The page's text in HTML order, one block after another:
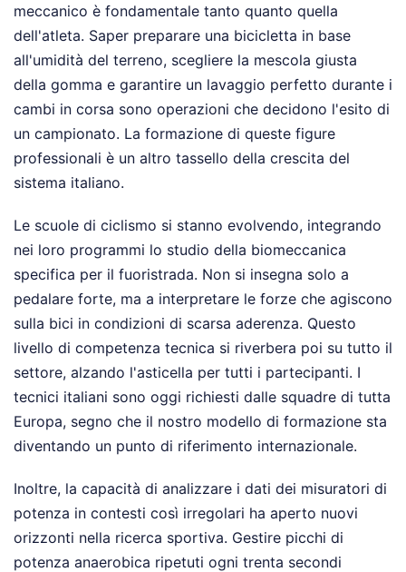
meccanico è fondamentale tanto quanto quella
dell'atleta. Saper preparare una bicicletta in base
all'umidità del terreno, scegliere la mescola giusta
della gomma e garantire un lavaggio perfetto durante i
cambi in corsa sono operazioni che decidono l'esito di
un campionato. La formazione di queste figure
professionali è un altro tassello della crescita del
sistema italiano.
Le scuole di ciclismo si stanno evolvendo, integrando
nei loro programmi lo studio della biomeccanica
specifica per il fuoristrada. Non si insegna solo a
pedalare forte, ma a interpretare le forze che agiscono
sulla bici in condizioni di scarsa aderenza. Questo
livello di competenza tecnica si riverbera poi su tutto il
settore, alzando l'asticella per tutti i partecipanti. I
tecnici italiani sono oggi richiesti dalle squadre di tutta
Europa, segno che il nostro modello di formazione sta
diventando un punto di riferimento internazionale.
Inoltre, la capacità di analizzare i dati dei misuratori di
potenza in contesti così irregolari ha aperto nuovi
orizzonti nella ricerca sportiva. Gestire picchi di
potenza anaerobica ripetuti ogni trenta secondi